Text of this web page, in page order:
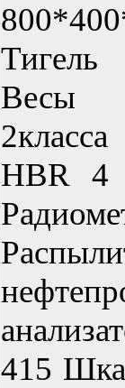
Тигель
Весы
HBR 4
415